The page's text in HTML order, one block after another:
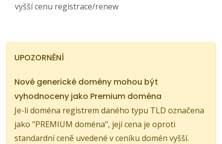
vyšší cenu registrace/renew
UPOZORNĚNÍ
Nové generické domény mohou být
vyhodnoceny jako Premium doména
Je-li doména registrem daného typu TLD označena
jako "PREMIUM doména", její cena je oproti
standardní ceně uvedené v ceníku domén vyšší.